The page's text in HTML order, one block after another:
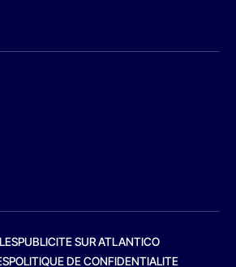
PUBLICITE SUR ATLANTICO
POLITIQUE DE CONFIDENTIALITE